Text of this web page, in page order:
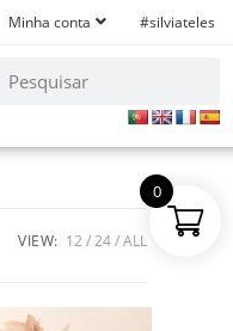
Minha conta #silviateles
VIEW: 12 24 ALL
0